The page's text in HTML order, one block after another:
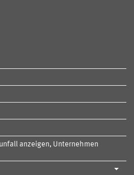
anzeigen, Unternehmen